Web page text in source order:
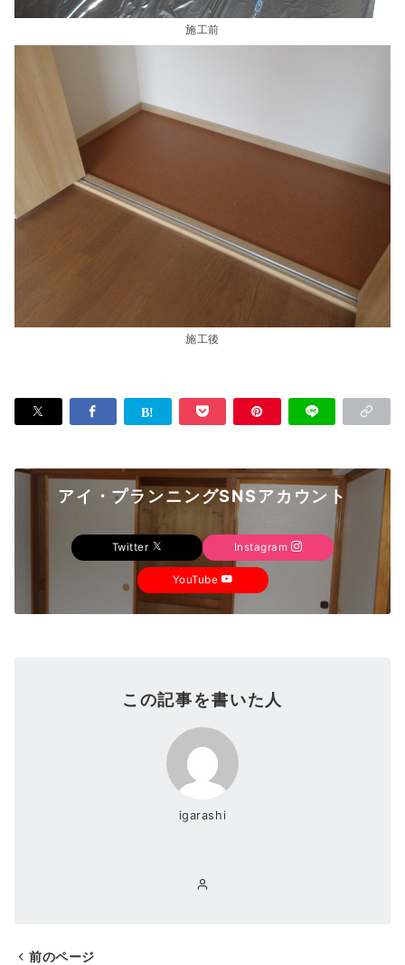
施工前
施工後
アイ・プランニングSNSアカウント
Twitter Instagram
YouTube
この記事を書いた人
igarashi
前のページ